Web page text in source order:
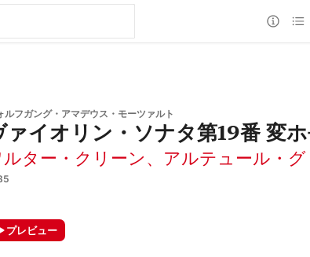
ルフガング・アマデウス・モーツァルト
ァイオリン・ソナタ第19番 変
ルター・クリーン、 アルテュール・
プレビュー